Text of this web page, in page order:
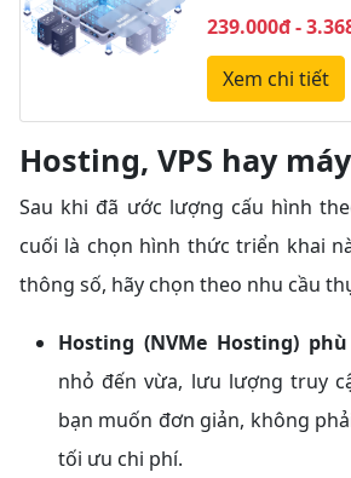
239.000đ -
Xem chi tiết
Hosting, VPS hay
Sau khi đã ước lượng cấu hình
cuối là chọn hình thức triển khai
thông số, hãy chọn theo nhu cầu
Hosting (NVMe Hosting)
nhỏ đến vừa, lưu lượng truy
bạn muốn đơn giản, không
tối ưu chi phí.